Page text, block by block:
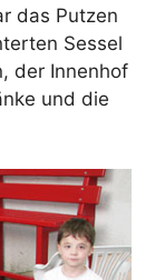
das Putzen
Sessel
der Innenhof
und die